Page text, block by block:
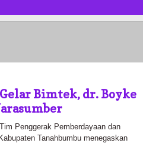
Bimtek, dr. Boyke
Penggerak Pemberdayaan dan
Tanahbumbu menegaskan